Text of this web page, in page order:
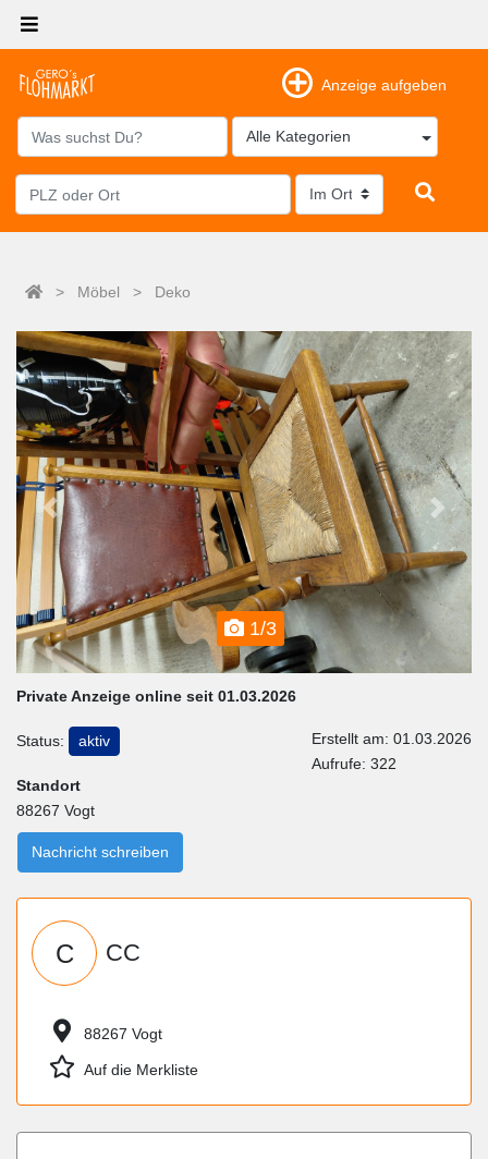
Anzeige aufgeben
Alle Kategorien
> Möbel > Deko
1/3
Previous Next
Private Anzeige online seit 01.03.2026
Status: aktiv
Standort
88267 Vogt
Nachricht schreiben
Erstellt am: 01.03.2026
Aufrufe: 322
C CC
88267 Vogt
Auf die Merkliste